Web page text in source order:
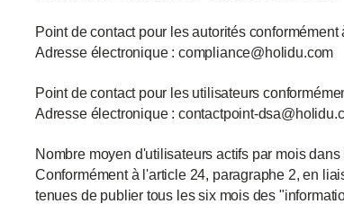
Point de contact pour les autorités
Adresse électronique : compliance@holidu.com
Point de contact pour les utilisateurs
Adresse électronique : contactpoint-
Nombre moyen d'utilisateurs actifs par mois dans
Conformément à l'article 24, paragraphe 2, en
tenues de publier tous les six mois des